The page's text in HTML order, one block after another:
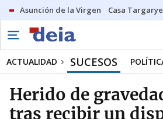
Asunción de la Virgen Casa
ACTUALIDAD SUCESOS
Herido de
tras recibir un